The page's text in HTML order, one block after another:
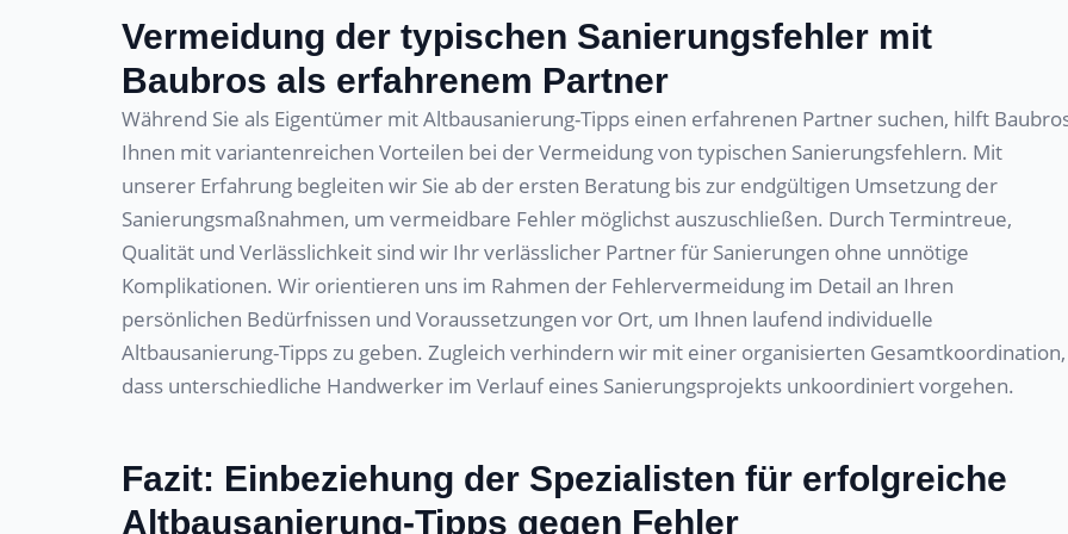
Vermeidung der typischen Sanierungsfehler mit
Baubros als erfahrenem Partner
Während Sie als Eigentümer mit Altbausanierung-Tipps einen erfahrenen Partner suchen, hilft
Ihnen mit variantenreichen Vorteilen bei der Vermeidung von typischen Sanierungsfehlern. Mit
unserer Erfahrung begleiten wir Sie ab der ersten Beratung bis zur endgültigen Umsetzung der
Sanierungsmaßnahmen, um vermeidbare Fehler möglichst auszuschließen. Durch Termintreue,
Qualität und Verlässlichkeit sind wir Ihr verlässlicher Partner für Sanierungen ohne unnötige
Komplikationen. Wir orientieren uns im Rahmen der Fehlervermeidung im Detail an Ihren
persönlichen Bedürfnissen und Voraussetzungen vor Ort, um Ihnen laufend individuelle
Altbausanierung-Tipps zu geben. Zugleich verhindern wir mit einer organisierten Gesamtkoordination,
dass unterschiedliche Handwerker im Verlauf eines Sanierungsprojekts unkoordiniert vorgehen.
Fazit: Einbeziehung der Spezialisten für erfolgreiche
Altbausanierung-Tipps gegen Fehler